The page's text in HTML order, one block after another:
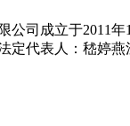
公司成立于2011
定代表人：嵇婷